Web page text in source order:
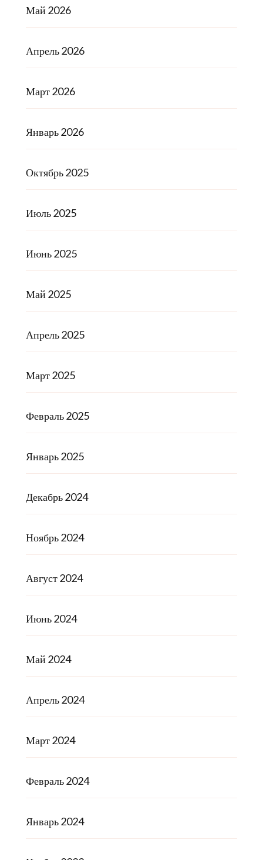
Май 2026
Апрель 2026
Март 2026
Январь 2026
Октябрь 2025
Июль 2025
Июнь 2025
Май 2025
Апрель 2025
Март 2025
Февраль 2025
Январь 2025
Декабрь 2024
Ноябрь 2024
Август 2024
Июнь 2024
Май 2024
Апрель 2024
Март 2024
Февраль 2024
Январь 2024